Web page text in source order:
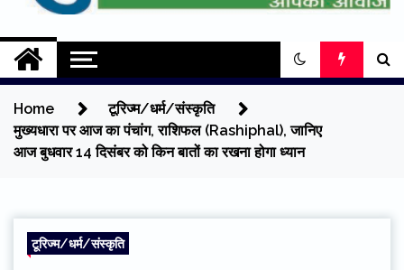
Mukhyadhara
Aapki Aawaz
Home
टूरिज्म/धर्म/संस्कृति
मुख्यधारा पर आज का पंचांग, राशिफल (Rashiphal), जानिए
आज बुधवार 14 दिसंबर को किन बातों का रखना होगा ध्यान
टूरिज्म/धर्म/संस्कृति